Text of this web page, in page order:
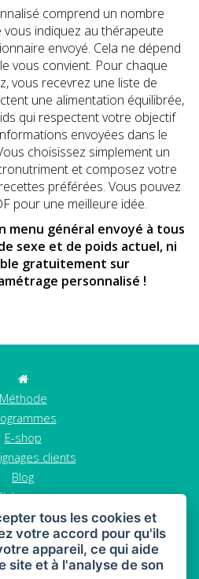
comprend un nombre
indiquez au thérapeute
envoyé. Cela ne dépend
vous convient. Pour chaque
vous recevrez une liste de
une alimentation équilibrée,
qui respectent votre objectif
envoyées dans le
choisissez simplement un
et composez votre
préférées. Vous pouvez
pour une meilleure idée.
menu général envoyé à tous
sexe et de poids actuel, ni
gratuitement sur
étrage personnalisé !
Méthode
E-shop
clients
Blog
Contact
GDPR
et conditions
la commande
tous les cookies et
votre accord pour qu'ils
appareil, ce qui aide
site et à l'analyse de son